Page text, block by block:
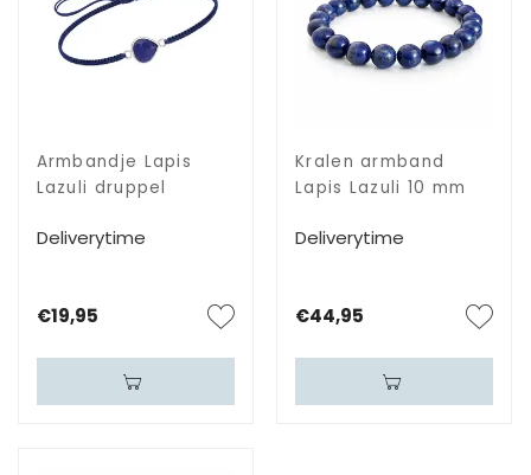
Armbandje Lapis
Lazuli druppel
Deliverytime
€19,95
Kralen armband
Lapis Lazuli 10 mm
Deliverytime
€44,95